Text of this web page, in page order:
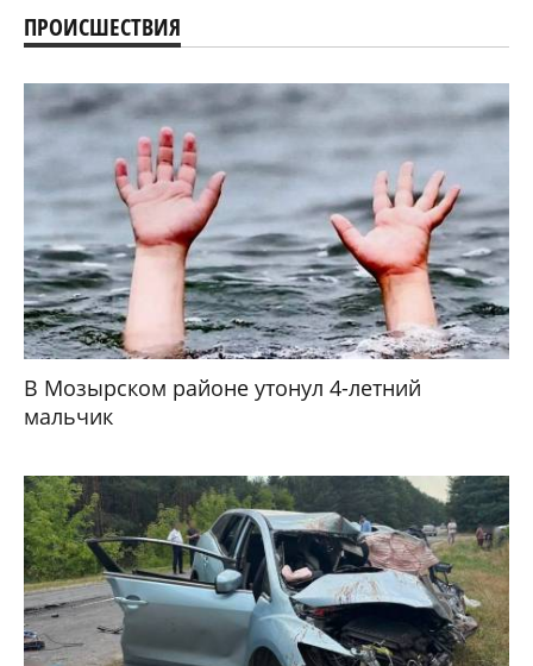
ПРОИСШЕСТВИЯ
В Мозырском районе утонул 4-летний
мальчик